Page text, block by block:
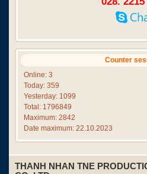
Counter
Online: 3
Today: 359
Yesterday: 1099
Total: 1796849
Maximum: 2842
Date maximum: 22.10.2023
THANH NHAN TNE